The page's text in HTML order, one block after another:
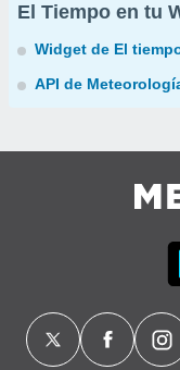
El Tiempo en tu
Widget de El
API de